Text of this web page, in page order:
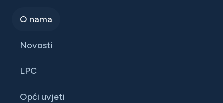
O nama
Novosti
LPC
Opći uvjeti